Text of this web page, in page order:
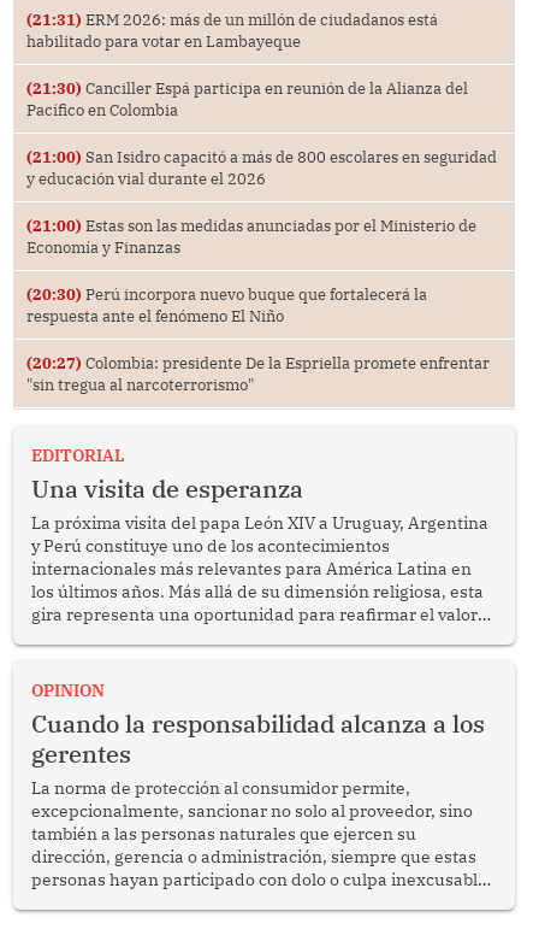
(21:31) ERM 2026: más de un millón de ciudadanos está
habilitado para votar en Lambayeque
(21:30) Canciller Espá participa en reunión de la Alianza del
Pacífico en Colombia
(21:00) San Isidro capacitó a más de 800 escolares en seguridad
y educación vial durante el 2026
(21:00) Estas son las medidas anunciadas por el Ministerio de
Economía y Finanzas
(20:30) Perú incorpora nuevo buque que fortalecerá la
respuesta ante el fenómeno El Niño
(20:27) Colombia: presidente De la Espriella promete enfrentar
"sin tregua al narcoterrorismo"
EDITORIAL
Una visita de esperanza
La próxima visita del papa León XIV a Uruguay, Argentina
y Perú constituye uno de los acontecimientos
internacionales más relevantes para América Latina en
los últimos años. Más allá de su dimensión religiosa, esta
gira representa una oportunidad para reafirmar el valor
enfrenta desafíos en materia de desarrollo, cohesión
OPINION
Cuando la responsabilidad alcanza a los
gerentes
La norma de protección al consumidor permite,
excepcionalmente, sancionar no solo al proveedor, sino
también a las personas naturales que ejercen su
dirección, gerencia o administración, siempre que estas
personas hayan participado con dolo o culpa inexcusable